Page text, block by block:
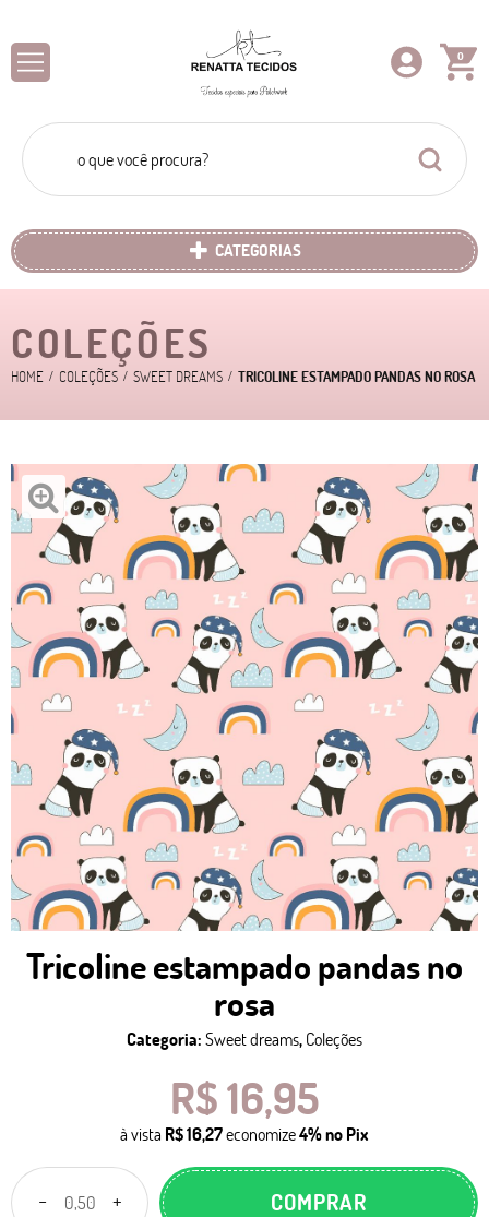
0
CATEGORIAS
COLEÇÕES
HOME COLEÇÕES SWEET DREAMS TRICOLINE ESTAMPADO PANDAS NO ROSA
Tricoline estampado pandas no
rosa
Categoria: Sweet dreams, Coleções
R$ 16,95
à vista R$ 16,27economize4%no Pix
COMPRAR